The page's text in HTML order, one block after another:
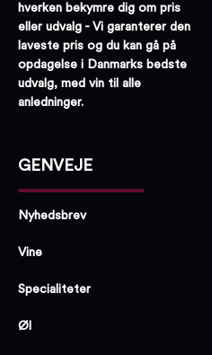
hverken bekymre dig om pris
eller udvalg - Vi garanterer den
laveste pris og du kan gå på
opdagelse i Danmarks bedste
udvalg, med vin til alle
anledninger.
GENVEJE
Nyhedsbrev
Vine
Specialiteter
Øl